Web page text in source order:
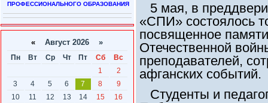
ПРОФЕССИОНАЛЬНОГО ОБРАЗОВАНИЯ
« Август 2026 »
Пн Вт Ср Чт Пт Сб
Вс
1
2
3
4 5 6 7 8
9
10
11 12 13 14 15
16
5 мая, в
«СПИ» состоялось
посвященное
Отечественной
преподавателей,
афганских событий.
Студенты и